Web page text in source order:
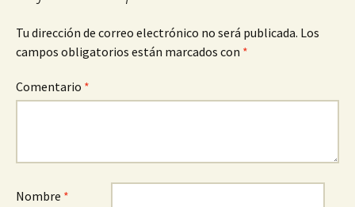
Tu dirección de correo electrónico no será publicada. Los
campos obligatorios están marcados con *
Comentario *
Nombre *